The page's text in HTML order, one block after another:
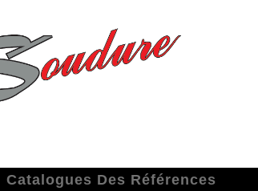
Catalogues Des Références